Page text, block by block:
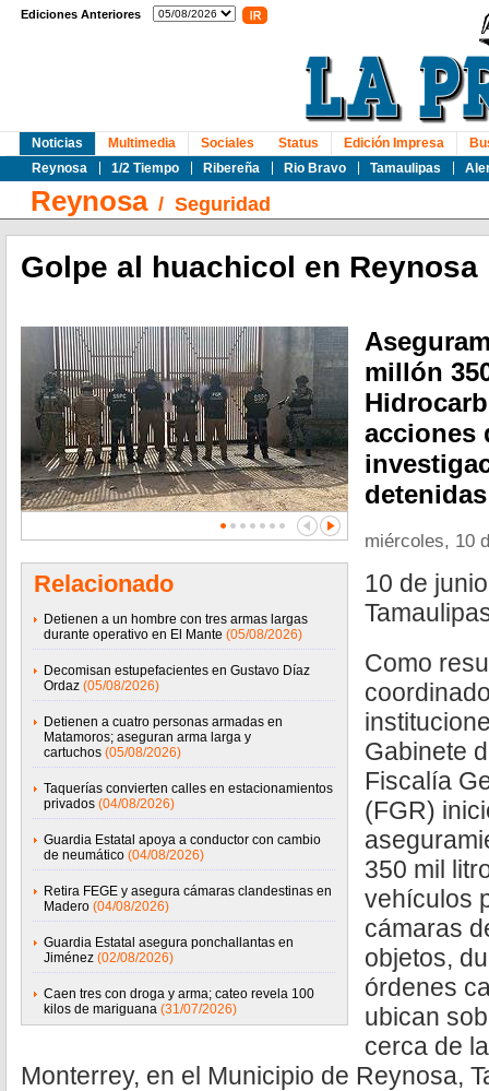
Ediciones Anteriores
Noticias
Reynosa
1/2 Tiempo Ribereña Rio Bravo Tamaulipas
Multimedia Sociales Status Edición Impresa
Reynosa/ Seguridad
Golpe al huachicol en Reynosa
Relacionado
Detienen a un hombre con tres armas largas
durante operativo en El Mante (05/08/2026)
Decomisan estupefacientes en Gustavo Díaz
Ordaz (05/08/2026)
Detienen a cuatro personas armadas en
Matamoros; aseguran arma larga y
cartuchos (05/08/2026)
Taquerías convierten calles en estacionamientos
privados (04/08/2026)
Guardia Estatal apoya a conductor con cambio
de neumático (04/08/2026)
Retira FEGE y asegura cámaras clandestinas en
Madero (04/08/2026)
Guardia Estatal asegura ponchallantas en
Jiménez (02/08/2026)
Caen tres con droga y arma; cateo revela 100
kilos de mariguana (31/07/2026)
millón
acciones
detenidas
miércoles, 10
10 de
Como
Gabinete
Fiscalía
(FGR)
350 mil
vehículos
cámaras
objetos,
órdenes
ubican
cerca de
Monterrey, en el Municipio de Reynosa,